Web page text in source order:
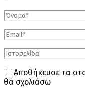
Αποθήκευσε τα
θα σχολιάσω